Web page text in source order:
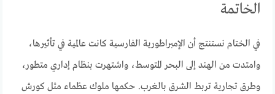
الخاتمة
في الختام نستنتج أن الإمبراطورية الفارسية كانت عالمية في تأثيرها،
وامتدت من الهند إلى البحر المتوسط، واشتهرت بنظام إداري متطور،
وطرق تجارية تربط الشرق بالغرب. حكمها ملوك عظماء مثل كورش